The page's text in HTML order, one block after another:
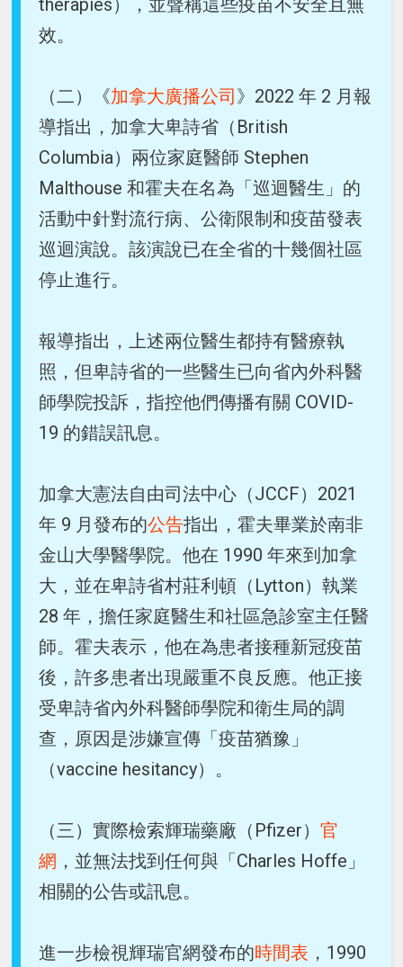
therapies），並聲稱這些疫苗不安全且無
效。
（二）《加拿大廣播公司》2022 年 2 月報
導指出，加拿大卑詩省（British
Columbia）兩位家庭醫師 Stephen
Malthouse 和霍夫在名為「巡迴醫生」的
活動中針對流行病、公衛限制和疫苗發表
巡迴演說。該演說已在全省的十幾個社區
停止進行。
報導指出，上述兩位醫生都持有醫療執
照，但卑詩省的一些醫生已向省內外科醫
師學院投訴，指控他們傳播有關 COVID-
19 的錯誤訊息。
加拿大憲法自由司法中心（JCCF）2021
年 9 月發布的公告指出，霍夫畢業於南非
金山大學醫學院。他在 1990 年來到加拿
大，並在卑詩省村莊利頓（Lytton）執業
28 年，擔任家庭醫生和社區急診室主任醫
師。霍夫表示，他在為患者接種新冠疫苗
後，許多患者出現嚴重不良反應。他正接
受卑詩省內外科醫師學院和衛生局的調
查，原因是涉嫌宣傳「疫苗猶豫」
（vaccine hesitancy）。
（三）實際檢索輝瑞藥廠（Pfizer）官
網 ，並無法找到任何與「Charles Hoffe」
相關的公告或訊息。
進一步檢視輝瑞官網發布的時間表 ，1990